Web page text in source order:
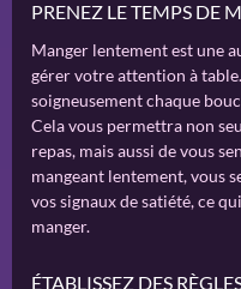
PRENEZ LE TEMPS DE
Manger lentement est une
gérer votre attention à
soigneusement chaque
Cela vous permettra non
repas, mais aussi de vous
mangeant lentement, vous
vos signaux de satiété, ce
manger.
ÉTABLISSEZ DES